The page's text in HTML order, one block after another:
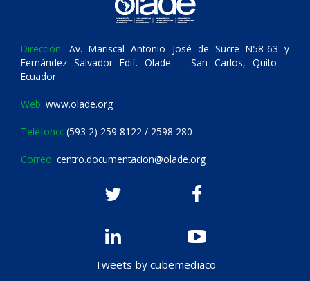
Dirección: Av. Mariscal Antonio José de Sucre N58-63 y
Fernández Salvador Edif. Olade – San Carlos, Quito –
Ecuador.
Web: www.olade.org
Teléfono: (593 2) 259 8122 / 2598 280
Correo: centro.documentacion@olade.org
Tweets by cubemediaco